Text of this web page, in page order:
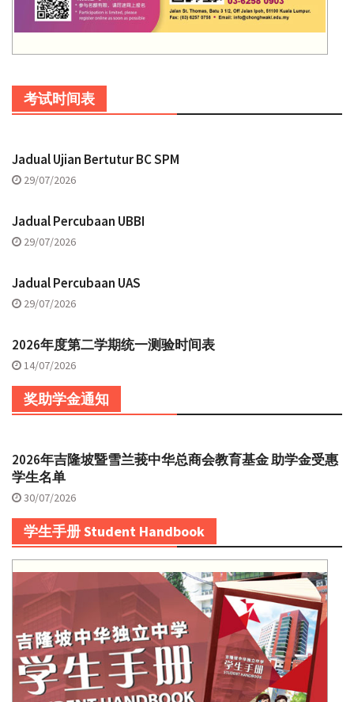
考试时间表
Jadual Ujian Bertutur BC SPM
29/07/2026
Jadual Percubaan UBBI
29/07/2026
Jadual Percubaan UAS
29/07/2026
2026年度第二学期统一测验时间表
14/07/2026
奖助学金通知
2026年吉隆坡暨雪兰莪中华总商会教育基金 助学金受惠
学生名单
30/07/2026
学生手册 Student Handbook